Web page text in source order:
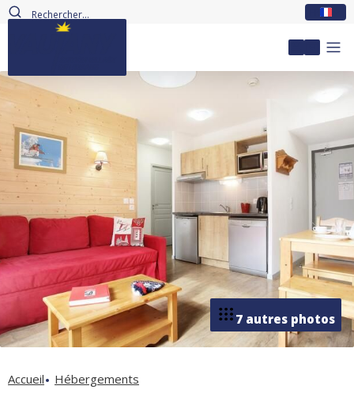
Mon
7 autres photos
Accueil Hébergements